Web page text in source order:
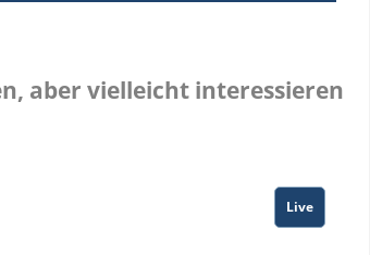
aber vielleicht interessieren
Live